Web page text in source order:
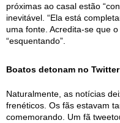
próximas ao casal estão
inevitável. “Ela está
uma fonte. Acredita-se que
“esquentando”.
Boatos detonam no Twitter
Naturalmente, as notícias
frenéticos. Os fãs estavam
comemorando. Um fã